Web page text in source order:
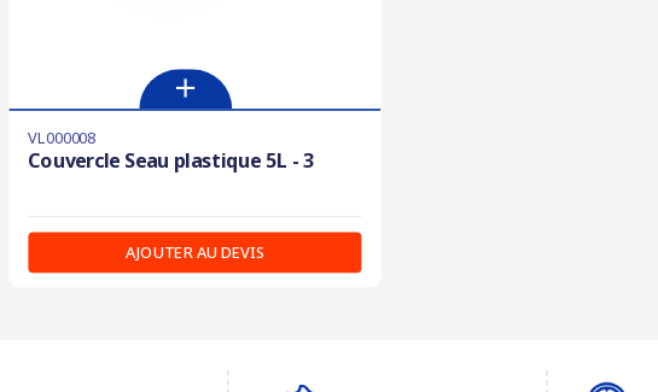
VL000008
Couvercle Seau plastique 5L - 3
AJOUTER AU DEVIS